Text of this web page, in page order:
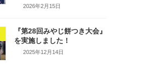
2026年2月15日
『第28回みやじ餅つき大会』
を実施しました！
2025年12月14日